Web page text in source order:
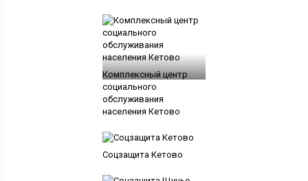
Комплексный центр
социального
обслуживания
населения Кетово
Соцзащита Кетово